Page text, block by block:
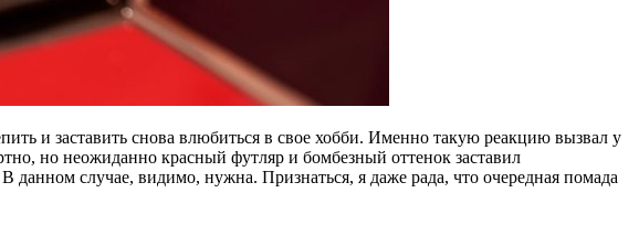
и заставить снова влюбиться в свое хобби. Именно такую реакцию вызвал у
но неожиданно красный футляр и бомбезный оттенок заставил
данном случае, видимо, нужна. Признаться, я даже рада, что очередная помада